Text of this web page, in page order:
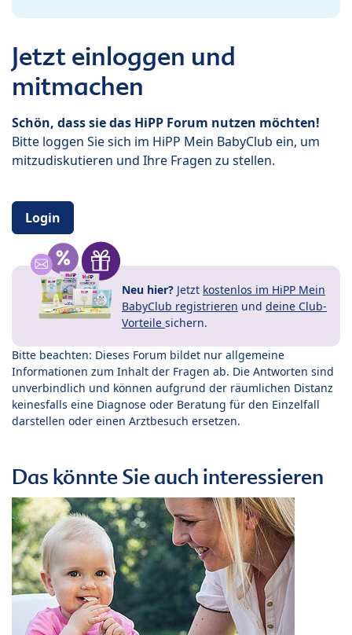
Jetzt einloggen und
mitmachen
Schön, dass sie das HiPP Forum nutzen möchten!
Bitte loggen Sie sich im HiPP Mein BabyClub ein, um
mitzudiskutieren und Ihre Fragen zu stellen.
Login
Neu hier? Jetzt kostenlos im HiPP Mein
BabyClub registrieren und deine Club-
Vorteile sichern.
Bitte beachten: Dieses Forum bildet nur allgemeine
Informationen zum Inhalt der Fragen ab. Die Antworten sind
unverbindlich und können aufgrund der räumlichen Distanz
keinesfalls eine Diagnose oder Beratung für den Einzelfall
darstellen oder einen Arztbesuch ersetzen.
Das könnte Sie auch interessieren